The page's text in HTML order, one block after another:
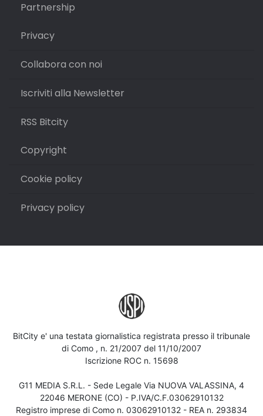
Partnership
Privacy
Collabora con noi
Iscriviti alla Newsletter
RSS Bitcity
Copyright
Cookie policy
Privacy policy
BitCity e' una testata giornalistica registrata presso il tribunale
di Como , n. 21/2007 del 11/10/2007
Iscrizione ROC n. 15698
G11 MEDIA S.R.L. - Sede Legale Via NUOVA VALASSINA, 4
22046 MERONE (CO) - P.IVA/C.F.03062910132
Registro imprese di Como n. 03062910132 - REA n. 293834